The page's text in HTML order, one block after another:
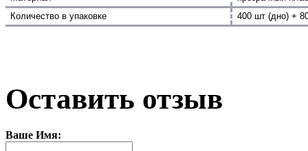
Количество в упаковке
400 шт (дно) +
Оставить отзыв
Ваше Имя: